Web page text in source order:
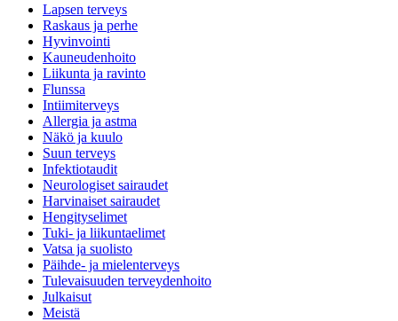
Lapsen terveys
Raskaus ja perhe
Hyvinvointi
Kauneudenhoito
Liikunta ja ravinto
Flunssa
Intiimiterveys
Allergia ja astma
Näkö ja kuulo
Suun terveys
Infektiotaudit
Neurologiset sairaudet
Harvinaiset sairaudet
Hengityselimet
Tuki- ja liikuntaelimet
Vatsa ja suolisto
Päihde- ja mielenterveys
Tulevaisuuden terveydenhoito
Julkaisut
Meistä